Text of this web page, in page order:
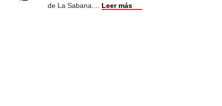
de La Sabana.
Leer más